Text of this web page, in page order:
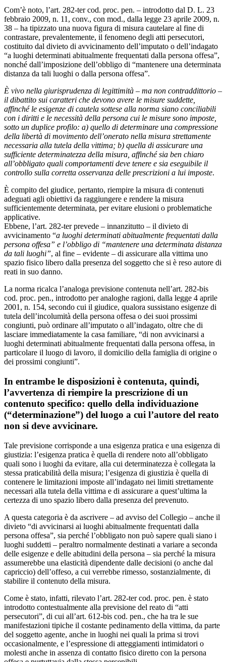
Com’è noto, l’art. 282-ter cod. proc. pen. – introdotto dal D. L. 23
febbraio 2009, n. 11, conv., con mod., dalla legge 23 aprile 2009, n.
38 – ha tipizzato una nuova figura di misura cautelare al fine di
contrastare, prevalentemente, il fenomeno degli atti persecutori,
costituito dal divieto di avvicinamento dell’imputato o dell’indagato
“a luoghi determinati abitualmente frequentati dalla persona offesa”,
nonché dall’imposizione dell’obbligo di “mantenere una determinata
distanza da tali luoghi o dalla persona offesa”.
È vivo nella giurisprudenza di legittimità – ma non contraddittorio –
il dibattito sui caratteri che devono avere le misure suddette,
affinché le esigenze di cautela sottese alla norma siano conciliabili
con i diritti e le necessità della persona cui le misure sono imposte,
sotto un duplice profilo: a) quello di determinare una compressione
della libertà di movimento dell’onerato nella misura strettamente
necessaria alla tutela della vittima; b) quella di assicurare una
sufficiente determinatezza della misura, affinché sia ben chiaro
all’obbligato quali comportamenti deve tenere e sia eseguibile il
controllo sulla corretta osservanza delle prescrizioni a lui imposte.
È compito del giudice, pertanto, riempire la misura di contenuti
adeguati agli obiettivi da raggiungere e rendere la misura
sufficientemente determinata, per evitare elusioni o problematiche
applicative.
Ebbene, l’art. 282-ter prevede – innanzitutto – il divieto di
avvicinamento “a luoghi determinati abitualmente frequentati dalla
persona offesa” e l’obbligo di “mantenere una determinata distanza
da tali luoghi”, al fine – evidente – di assicurare alla vittima uno
spazio fisico libero dalla presenza del soggetto che si è reso autore di
reati in suo danno.
La norma ricalca l’analoga previsione contenuta nell’art. 282-bis
cod. proc. pen., introdotto per analoghe ragioni, dalla legge 4 aprile
2001, n. 154, secondo cui il giudice, qualora sussistano esigenze di
tutela dell’incolumità della persona offesa o dei suoi prossimi
congiunti, può ordinare all’imputato o all’indagato, oltre che di
lasciare immediatamente la casa familiare, “di non avvicinarsi a
luoghi determinati abitualmente frequentati dalla persona offesa, in
particolare il luogo di lavoro, il domicilio della famiglia di origine o
dei prossimi congiunti”.
In entrambe le disposizioni è contenuta, quindi,
l’avvertenza di riempire la prescrizione di un
contenuto specifico: quello della individuazione
(“determinazione”) del luogo a cui l’autore del reato
non si deve avvicinare.
Tale previsione corrisponde a una esigenza pratica e una esigenza di
giustizia: l’esigenza pratica è quella di rendere noto all’obbligato
quali sono i luoghi da evitare, alla cui determinatezza è collegata la
stessa praticabilità della misura; l’esigenza di giustizia è quella di
contenere le limitazioni imposte all’indagato nei limiti strettamente
necessari alla tutela della vittima e di assicurare a quest’ultima la
certezza di uno spazio libero dalla presenza del prevenuto.
A questa categoria è da ascrivere – ad avviso del Collegio – anche il
divieto “di avvicinarsi ai luoghi abitualmente frequentati dalla
persona offesa”, sia perché l’obbligato non può sapere quali siano i
luoghi suddetti – peraltro normalmente destinati a variare a seconda
delle esigenze e delle abitudini della persona – sia perché la misura
assumerebbe una elasticità dipendente dalle decisioni (o anche dal
capriccio) dell’offeso, a cui verrebbe rimesso, sostanzialmente, di
stabilire il contenuto della misura.
Come è stato, infatti, rilevato l’art. 282-ter cod. proc. pen. è stato
introdotto contestualmente alla previsione del reato di “atti
persecutori”, di cui all’art. 612-bis cod. pen., che ha tra le sue
manifestazioni tipiche il costante pedinamento della vittima, da parte
del soggetto agente, anche in luoghi nei quali la prima si trovi
occasionalmente, e l’espressione di atteggiamenti intimidatori o
molesti anche in assenza di contatto fisico diretto con la persona